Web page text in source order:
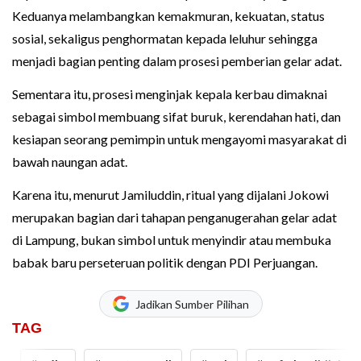
Keduanya melambangkan kemakmuran, kekuatan, status
sosial, sekaligus penghormatan kepada leluhur sehingga
menjadi bagian penting dalam prosesi pemberian gelar adat.
Sementara itu, prosesi menginjak kepala kerbau dimaknai
sebagai simbol membuang sifat buruk, kerendahan hati, dan
kesiapan seorang pemimpin untuk mengayomi masyarakat di
bawah naungan adat.
Karena itu, menurut Jamiluddin, ritual yang dijalani Jokowi
merupakan bagian dari tahapan penganugerahan gelar adat
di Lampung, bukan simbol untuk menyindir atau membuka
babak baru perseteruan politik dengan PDI Perjuangan.
Jadikan Sumber Pilihan
TAG